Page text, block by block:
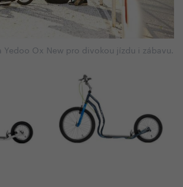
Yedoo Ox New pro divokou jízdu i zábavu.